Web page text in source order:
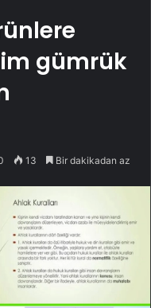
gümrük
13 Bir dakikadan az